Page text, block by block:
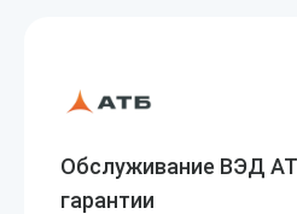
Обслуживание ВЭД
гарантии